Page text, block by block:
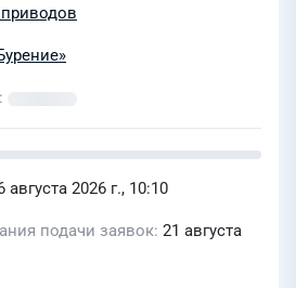
приводов
августа 2026 г., 10:10
подачи заявок 21 августа